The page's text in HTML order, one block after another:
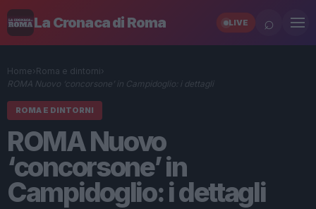
La Cronaca di Roma LIVE ⌕
Home› Roma e dintorni›
ROMA Nuovo ‘concorsone’ in Campidoglio: i dettagli
ROMA E DINTORNI
ROMA Nuovo
‘concorsone’ in
Campidoglio: i dettagli